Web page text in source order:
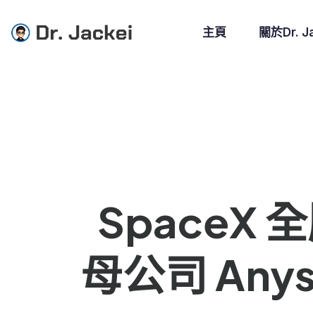
主頁 關於Dr.
SpaceX
母公司